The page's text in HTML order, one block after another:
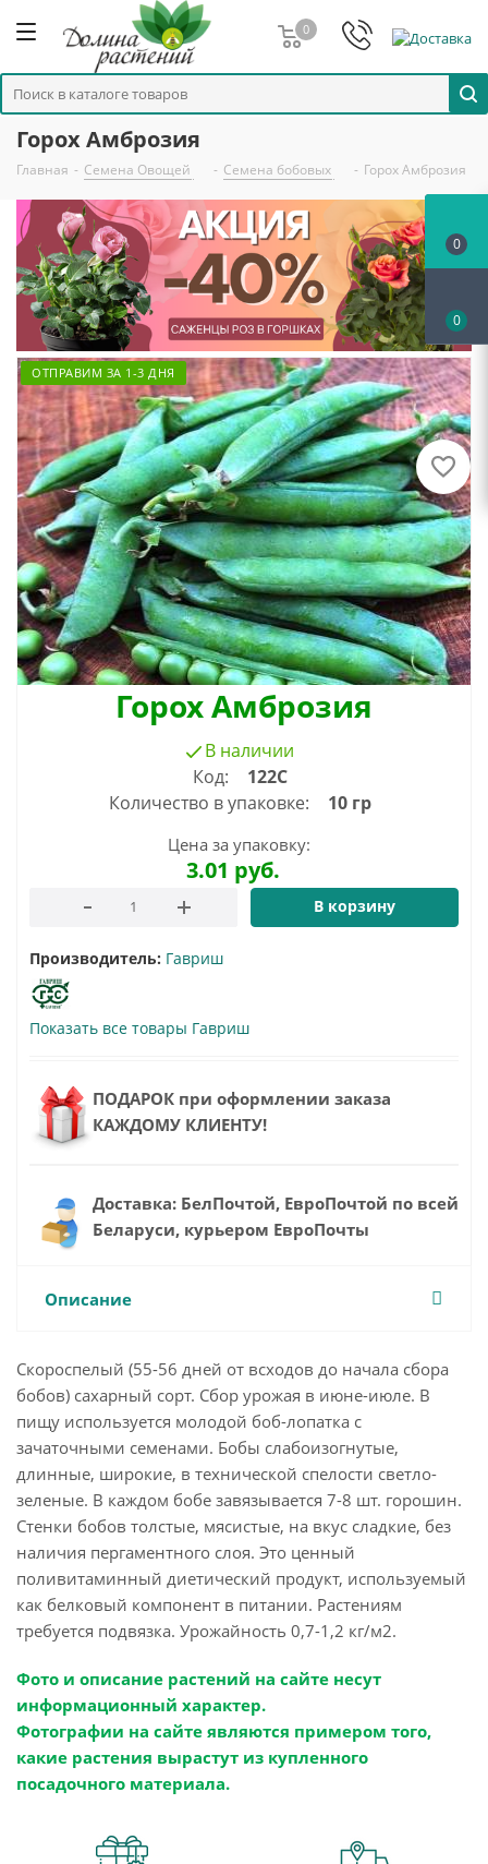
0
Горох Амброзия
Главная - Семена Овощей - Семена бобовых - Горох Амброзия
ОТПРАВИМ ЗА 1-3 ДНЯ
Горох Амброзия
В наличии
Код:
122С
Количество в упаковке:
10 гр
Цена за упаковку:
3.01 руб.
В корзину
Производитель: Гавриш
Показать все товары Гавриш
ПОДАРОК при оформлении заказа
КАЖДОМУ КЛИЕНТУ!
Доставка: БелПочтой, ЕвроПочтой по всей
Беларуси, курьером ЕвроПочты
Описание
Скороспелый (55-56 дней от всходов до начала сбора
бобов) сахарный сорт. Сбор урожая в июне-июле. В
пищу используется молодой боб-лопатка с
зачаточными семенами. Бобы слабоизогнутые,
длинные, широкие, в технической спелости светло-
зеленые. В каждом бобе завязывается 7-8 шт. горошин.
Стенки бобов толстые, мясистые, на вкус сладкие, без
наличия пергаментного слоя. Это ценный
поливитаминный диетический продукт, используемый
как белковый компонент в питании. Растениям
требуется подвязка. Урожайность 0,7-1,2 кг/м2.
Фото и описание растений на сайте несут
информационный характер.
Фотографии на сайте являются примером того,
какие растения вырастут из купленного
посадочного материала.
0
0